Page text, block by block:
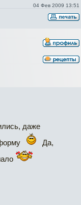
04 Фев 2009 13:51
даже
Да,